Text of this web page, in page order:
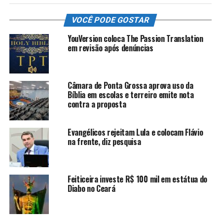
VOCÊ PODE GOSTAR
YouVersion coloca The Passion Translation
em revisão após denúncias
Câmara de Ponta Grossa aprova uso da
Bíblia em escolas e terreiro emite nota
contra a proposta
Evangélicos rejeitam Lula e colocam Flávio
na frente, diz pesquisa
Feiticeira investe R$ 100 mil em estátua do
Diabo no Ceará